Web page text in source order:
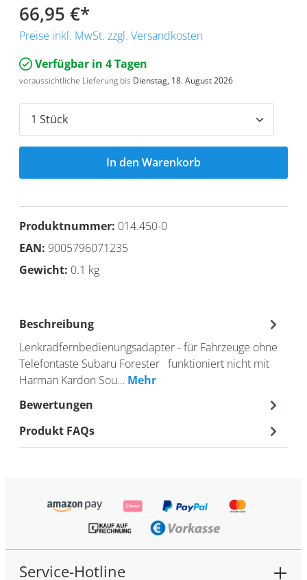
66,95 €*
Preise inkl. MwSt. zzgl. Versandkosten
Verfügbar in 4 Tagen
voraussichtliche Lieferung bis Dienstag, 18. August 2026
In den Warenkorb
Produktnummer: 014.450-0
EAN: 9005796071235
Gewicht: 0.1 kg
Beschreibung
Lenkradfernbedienungsadapter - für Fahrzeuge ohne
Telefontaste Subaru Forester funktioniert nicht mit
Harman Kardon Sou… Mehr
Bewertungen
Produkt FAQs
Service-Hotline